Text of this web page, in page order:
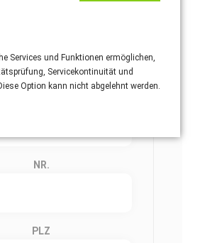
Adresse
NR.
PLZ
Services und Funktionen ermöglichen,
Servicekontinuität und
Option kann nicht abgelehnt werden.